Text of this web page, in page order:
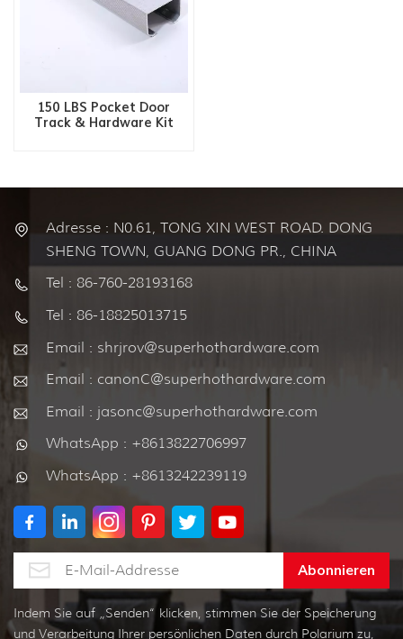
150 LBS Pocket Door
Track & Hardware Kit
Adresse : N0.61, TONG XIN WEST ROAD. DONG
SHENG TOWN, GUANG DONG PR., CHINA
Tel : 86-760-28193168
Tel : 86-18825013715
Email : shrjrov@superhothardware.com
Email : canonC@superhothardware.com
Email : jasonc@superhothardware.com
WhatsApp : +8613822706997
WhatsApp : +8613242239119
Indem Sie auf „Senden“ klicken, stimmen Sie der Speicherung
und Verarbeitung Ihrer persönlichen Daten durch Polarium zu,